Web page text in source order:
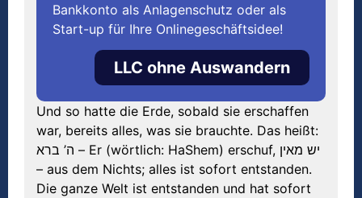
Bankkonto als Anlagenschutz oder als
Start-up für Ihre Onlinegeschäftsidee!
LLC ohne Auswandern
Und so hatte die Erde, sobald sie erschaffen
war, bereits alles, was sie brauchte. Das heißt:
ה’ ברא – Er (wörtlich: HaShem) erschuf, יש מאין
– aus dem Nichts; alles ist sofort entstanden.
Die ganze Welt ist entstanden und hat sofort